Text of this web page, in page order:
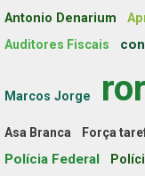
Antonio Denarium
Auditores Fiscais
Marcos Jorge
Asa Branca Força
Polícia Federal